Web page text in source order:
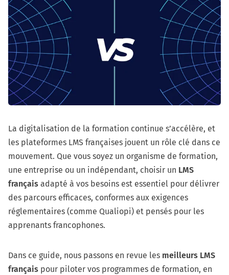
La digitalisation de la formation continue s’accélère, et
les plateformes LMS françaises jouent un rôle clé dans ce
mouvement. Que vous soyez un organisme de formation,
une entreprise ou un indépendant, choisir un LMS
français adapté à vos besoins est essentiel pour délivrer
des parcours efficaces, conformes aux exigences
réglementaires (comme Qualiopi) et pensés pour les
apprenants francophones.
Dans ce guide, nous passons en revue les meilleurs LMS
français pour piloter vos programmes de formation, en